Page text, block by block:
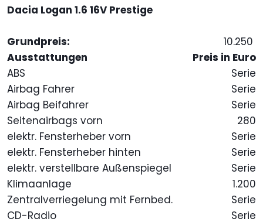
Dacia Logan 1.6 16V Prestige
Grundpreis:
10.250
Ausstattungen
Preis in Euro
ABS
Serie
Airbag Fahrer
Serie
Airbag Beifahrer
Serie
Seitenairbags vorn
280
elektr. Fensterheber vorn
Serie
elektr. Fensterheber hinten
Serie
elektr. verstellbare Außenspiegel
Serie
Klimaanlage
1.200
Zentralverriegelung mit Fernbed.
Serie
CD-Radio
Serie